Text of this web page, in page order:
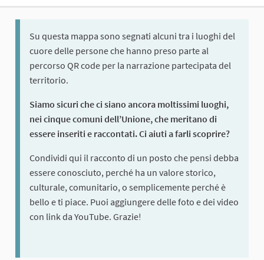
Su questa mappa sono segnati alcuni tra i luoghi del
cuore delle persone che hanno preso parte al
percorso QR code per la narrazione partecipata del
territorio.
Siamo sicuri che ci siano ancora moltissimi luoghi,
nei cinque comuni dell’Unione, che meritano di
essere inseriti e raccontati. Ci aiuti a farli scoprire?
Condividi qui il racconto di un posto che pensi debba
essere conosciuto, perché ha un valore storico,
culturale, comunitario, o semplicemente perché è
bello e ti piace. Puoi aggiungere delle foto e dei video
con link da YouTube. Grazie!